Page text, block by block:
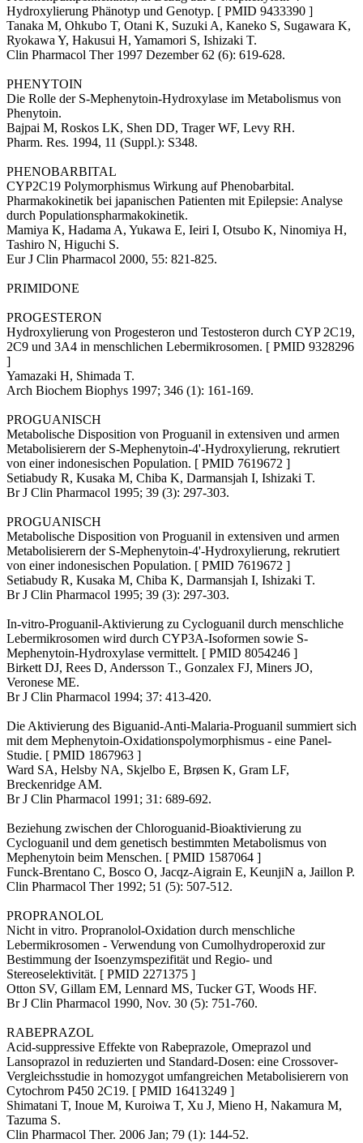
Hydroxylierung Phänotyp und Genotyp. [ PMID 9433390 ]
Tanaka M, Ohkubo T, Otani K, Suzuki A, Kaneko S, Sugawara K,
Ryokawa Y, Hakusui H, Yamamori S, Ishizaki T.
Clin Pharmacol Ther 1997 Dezember 62 (6): 619-628.
PHENYTOIN
Die Rolle der S-Mephenytoin-Hydroxylase im Metabolismus von
Phenytoin.
Bajpai M, Roskos LK, Shen DD, Trager WF, Levy RH.
Pharm. Res. 1994, 11 (Suppl.): S348.
PHENOBARBITAL
CYP2C19 Polymorphismus Wirkung auf Phenobarbital.
Pharmakokinetik bei japanischen Patienten mit Epilepsie: Analyse
durch Populationspharmakokinetik.
Mamiya K, Hadama A, Yukawa E, Ieiri I, Otsubo K, Ninomiya H,
Tashiro N, Higuchi S.
Eur J Clin Pharmacol 2000, 55: 821-825.
PRIMIDONE
PROGESTERON
Hydroxylierung von Progesteron und Testosteron durch CYP 2C19,
2C9 und 3A4 in menschlichen Lebermikrosomen. [ PMID 9328296
]
Yamazaki H, Shimada T.
Arch Biochem Biophys 1997; 346 (1): 161-169.
PROGUANISCH
Metabolische Disposition von Proguanil in extensiven und armen
Metabolisierern der S-Mephenytoin-4'-Hydroxylierung, rekrutiert
von einer indonesischen Population. [ PMID 7619672 ]
Setiabudy R, Kusaka M, Chiba K, Darmansjah I, Ishizaki T.
Br J Clin Pharmacol 1995; 39 (3): 297-303.
PROGUANISCH
Metabolische Disposition von Proguanil in extensiven und armen
Metabolisierern der S-Mephenytoin-4'-Hydroxylierung, rekrutiert
von einer indonesischen Population. [ PMID 7619672 ]
Setiabudy R, Kusaka M, Chiba K, Darmansjah I, Ishizaki T.
Br J Clin Pharmacol 1995; 39 (3): 297-303.
In-vitro-Proguanil-Aktivierung zu Cycloguanil durch menschliche
Lebermikrosomen wird durch CYP3A-Isoformen sowie S-
Mephenytoin-Hydroxylase vermittelt. [ PMID 8054246 ]
Birkett DJ, Rees D, Andersson T., Gonzalex FJ, Miners JO,
Veronese ME.
Br J Clin Pharmacol 1994; 37: 413-420.
Die Aktivierung des Biguanid-Anti-Malaria-Proguanil summiert sich
mit dem Mephenytoin-Oxidationspolymorphismus - eine Panel-
Studie. [ PMID 1867963 ]
Ward SA, Helsby NA, Skjelbo E, Brøsen K, Gram LF,
Breckenridge AM.
Br J Clin Pharmacol 1991; 31: 689-692.
Beziehung zwischen der Chloroguanid-Bioaktivierung zu
Cycloguanil und dem genetisch bestimmten Metabolismus von
Mephenytoin beim Menschen. [ PMID 1587064 ]
Funck-Brentano C, Bosco O, Jacqz-Aigrain E, KeunjiN a, Jaillon P.
Clin Pharmacol Ther 1992; 51 (5): 507-512.
PROPRANOLOL
Nicht in vitro. Propranolol-Oxidation durch menschliche
Lebermikrosomen - Verwendung von Cumolhydroperoxid zur
Bestimmung der Isoenzymspezifität und Regio- und
Stereoselektivität. [ PMID 2271375 ]
Otton SV, Gillam EM, Lennard MS, Tucker GT, Woods HF.
Br J Clin Pharmacol 1990, Nov. 30 (5): 751-760.
RABEPRAZOL
Acid-suppressive Effekte von Rabeprazole, Omeprazol und
Lansoprazol in reduzierten und Standard-Dosen: eine Crossover-
Vergleichsstudie in homozygot umfangreichen Metabolisierern von
Cytochrom P450 2C19. [ PMID 16413249 ]
Shimatani T, Inoue M, Kuroiwa T, Xu J, Mieno H, Nakamura M,
Tazuma S.
Clin Pharmacol Ther. 2006 Jan; 79 (1): 144-52.